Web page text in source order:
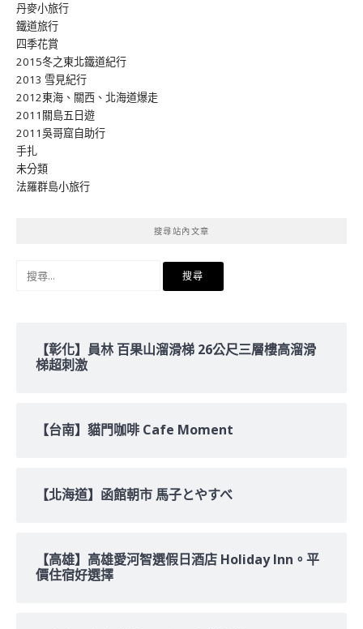
丹麥小旅行
鐵道旅行
四季花賞
2015冬之東北鐵道紀行
2013 雪見紀行
2012東海、關西、北海道爆走
2011關島五日遊
2011吳哥窟自助行
手扎
未分類
法羅群島小旅行
搜尋站內文章
【彰化】員林 百果山溜滑梯 26公尺三層樓高溜滑
梯超刺激
【台南】貓門咖啡 Cafe Moment
【北海道】函館朝市 馬子とやすべ
【高雄】高雄愛河智選假日酒店 Holiday Inn。平
價住宿好選擇